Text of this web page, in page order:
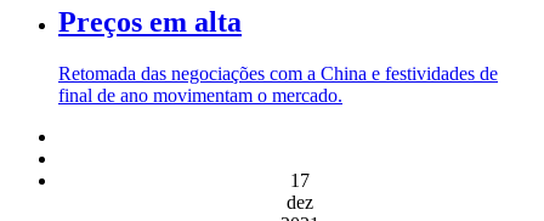
Preços em alta
Retomada das negociações com a China e festividades de
final de ano movimentam o mercado.
17
dez